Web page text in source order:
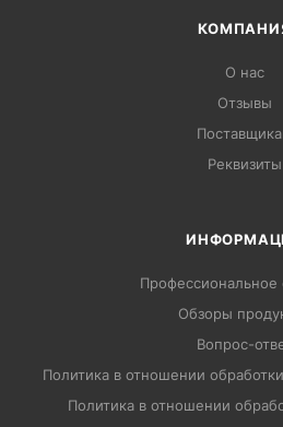
О нас
Отзывы
Реквизиты
Профессиональное
Обзоры
Вопрос-
Политика в отношении
Политика в отношении